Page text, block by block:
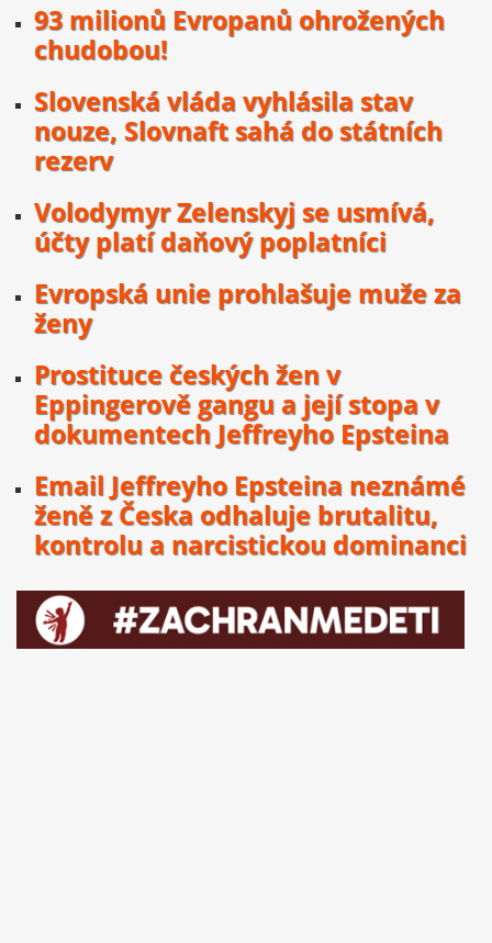
93 milionů Evropanů ohrožených
chudobou!
Slovenská vláda vyhlásila stav
nouze, Slovnaft sahá do státních
rezerv
Volodymyr Zelenskyj se usmívá,
účty platí daňový poplatníci
Evropská unie prohlašuje muže za
ženy
Prostituce českých žen v
Eppingerově gangu a její stopa v
dokumentech Jeffreyho Epsteina
Email Jeffreyho Epsteina neznámé
ženě z Česka odhaluje brutalitu,
kontrolu a narcistickou dominanci